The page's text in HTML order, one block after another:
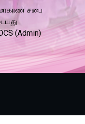
சபை
(Admin)